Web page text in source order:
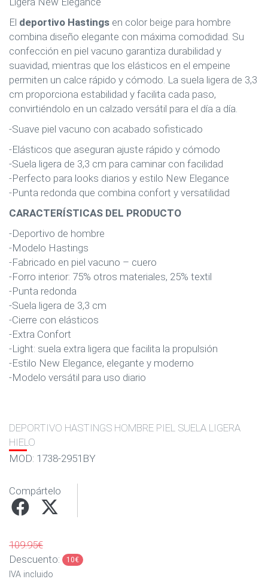
El deportivo Hastings en color beige para hombre
combina diseño elegante con máxima comodidad. Su
confección en piel vacuno garantiza durabilidad y
suavidad, mientras que los elásticos en el empeine
permiten un calce rápido y cómodo. La suela ligera de 3,3
cm proporciona estabilidad y facilita cada paso,
convirtiéndolo en un calzado versátil para el día a día.
-Suave piel vacuno con acabado sofisticado
-Elásticos que aseguran ajuste rápido y cómodo
-Suela ligera de 3,3 cm para caminar con facilidad
-Perfecto para looks diarios y estilo New Elegance
-Punta redonda que combina confort y versatilidad
CARACTERÍSTICAS DEL PRODUCTO
-Deportivo de hombre
-Modelo Hastings
-Fabricado en piel vacuno – cuero
-Forro interior: 75% otros materiales, 25% textil
-Punta redonda
-Suela ligera de 3,3 cm
-Cierre con elásticos
-Extra Confort
-Light: suela extra ligera que facilita la propulsión
-Estilo New Elegance, elegante y moderno
-Modelo versátil para uso diario
DEPORTIVO HASTINGS HOMBRE PIEL SUELA LIGERA
HIELO
MOD: 1738-2951BY
Compártelo
109.95€
Descuento:
10€
IVA incluido